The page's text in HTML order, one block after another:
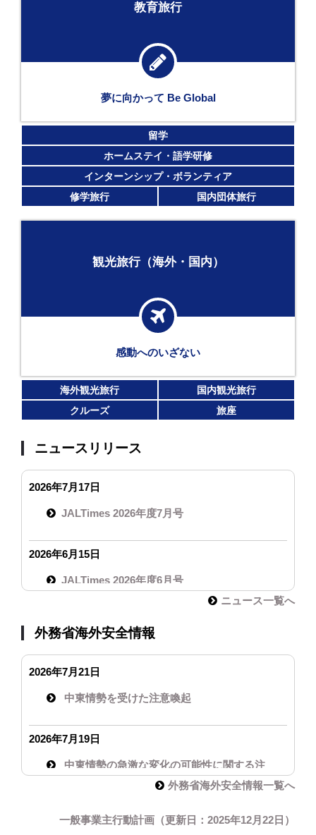
教育旅行
夢に向かって Be Global
留学
ホームステイ・語学研修
インターンシップ・ボランティア
修学旅行
国内団体旅行
観光旅行（海外・国内）
感動へのいざない
海外観光旅行
クルーズ
国内観光旅行
旅座
ニュースリリース
2026年7月17日
JALTimes 2026年度7月号
2026年6月15日
JALTimes 2026年度6月号
JAL Times 2024年度 第20号
2025年2月18日
ニュース一覧へ
外務省海外安全情報
2026年7月21日
中東情勢を受けた注意喚起
2026年7月19日
中東情勢の急激な変化の可能性に関する注
2026年7月10日
外務省海外安全情報一覧へ
一般事業主行動計画（更新日：2025年12月22日）